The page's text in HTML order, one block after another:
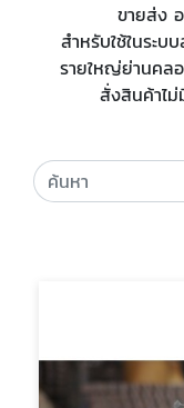
ขายส่ง
สำหรับใช้ในระบ
รายใหญ่ย่านคล
สั่งสินค้าไ